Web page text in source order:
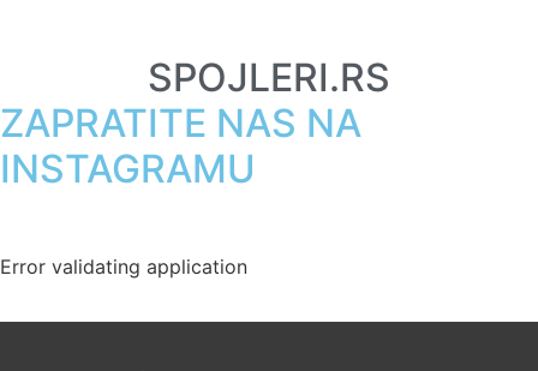
SPOJLERI.RS
ZAPRATITE NAS NA
INSTAGRAMU
Error validating application